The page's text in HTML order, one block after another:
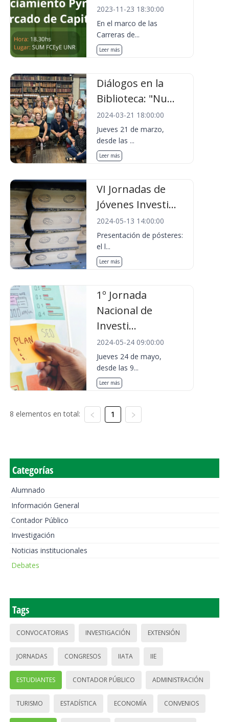
2023-11-23 18:30:00
En el marco de las
Carreras de...
Leer más
Diálogos en la
Biblioteca: "Nu...
2024-03-21 18:00:00
Jueves 21 de marzo,
desde las ...
Leer más
VI Jornadas de
Jóvenes Investi...
2024-05-13 14:00:00
Presentación de pósteres:
el l...
Leer más
1º Jornada
Nacional de
Investi...
2024-05-24 09:00:00
Jueves 24 de mayo,
desde las 9...
Leer más
8 elementos en total: 1
Categorías
Alumnado
Información General
Contador Público
Investigación
Noticias institucionales
Debates
Tags
CONVOCATORIAS INVESTIGACIÓN EXTENSIÓN
JORNADAS CONGRESOS IIATA IIE
ESTUDIANTES CONTADOR PÚBLICO ADMINISTRACIÓN
TURISMO ESTADÍSTICA ECONOMÍA CONVENIOS